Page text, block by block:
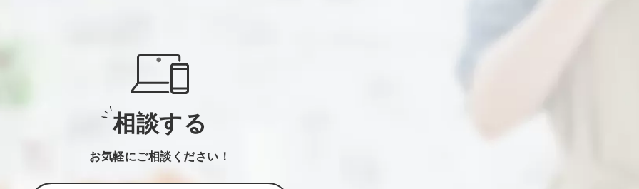
相談する
お気軽にご相談ください！